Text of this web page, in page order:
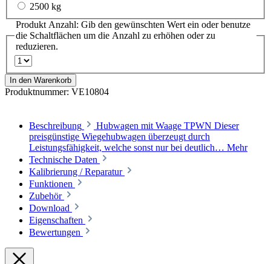
2500 kg
Produkt Anzahl: Gib den gewünschten Wert ein oder benutze
die Schaltflächen um die Anzahl zu erhöhen oder zu
reduzieren.
In den Warenkorb
Produktnummer: VE10804
Beschreibung
Hubwagen mit Waage TPWN Dieser
preisgünstige Wiegehubwagen überzeugt durch
Leistungsfähigkeit, welche sonst nur bei deutlich… Mehr
Technische Daten
Kalibrierung / Reparatur
Funktionen
Zubehör
Download
Eigenschaften
Bewertungen